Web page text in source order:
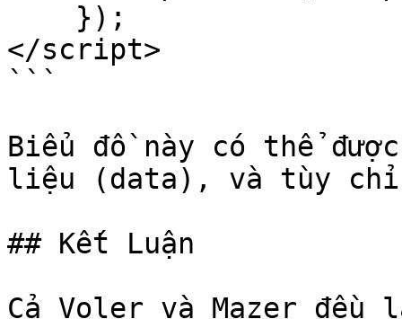
</script>
```
Biểu đồ này có thể
liệu (data), và tùy
## Kết Luận
Cả Voler và Mazer